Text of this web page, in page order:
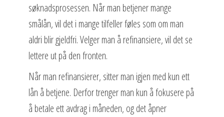
søknadsprosessen. Når man betjener mange
smålån, vil det i mange tilfeller føles som om man
aldri blir gjeldfri. Velger man å refinansiere, vil det se
lettere ut på den fronten.
Når man refinansierer, sitter man igjen med kun ett
lån å betjene. Derfor trenger man kun å fokusere på
å betale ett avdrag i måneden, og det åpner